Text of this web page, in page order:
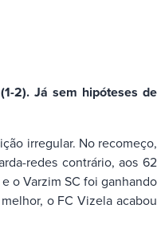
2). Já sem hipóteses de
irregular. No recomeço,
redes contrário, aos 62
o Varzim SC foi ganhando
o FC Vizela acabou